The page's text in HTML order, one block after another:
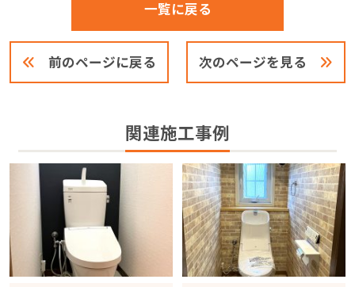
前のページに戻る
一覧に戻る
次のページを見る
関連施工事例